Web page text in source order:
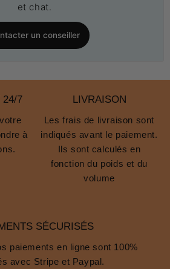
et chat.
un conseiller
24/7
à
LIVRAISON
Les frais de livraison sont
indiqués avant le paiement.
Ils sont calculés en
fonction du poids et du
volume
SÉCURISÉS
paiements en ligne sont 100%
avec Stripe et Paypal.